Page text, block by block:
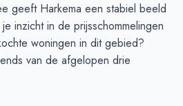
geeft Harkema een stabiel beeld
inzicht in de prijsschommelingen
woningen in dit gebied?
van de afgelopen drie